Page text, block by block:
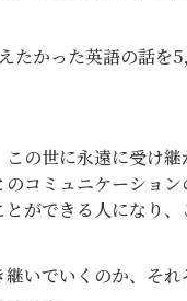
たかった英語の話
の世に永遠に受け
コミュニケーショ
ができる人になり
いでいくのか、そ